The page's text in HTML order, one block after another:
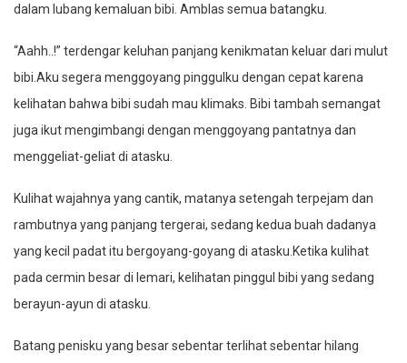
dalam lubang kemaluan bibi. Amblas semua batangku.
“Aahh..!” terdengar keluhan panjang kenikmatan keluar dari mulut
bibi.Aku segera menggoyang pinggulku dengan cepat karena
kelihatan bahwa bibi sudah mau klimaks. Bibi tambah semangat
juga ikut mengimbangi dengan menggoyang pantatnya dan
menggeliat-geliat di atasku.
Kulihat wajahnya yang cantik, matanya setengah terpejam dan
rambutnya yang panjang tergerai, sedang kedua buah dadanya
yang kecil padat itu bergoyang-goyang di atasku.Ketika kulihat
pada cermin besar di lemari, kelihatan pinggul bibi yang sedang
berayun-ayun di atasku.
Batang penisku yang besar sebentar terlihat sebentar hilang